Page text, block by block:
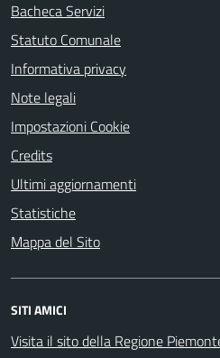
Bacheca Servizi
Statuto Comunale
Informativa privacy
Note legali
Impostazioni Cookie
Credits
Ultimi aggiornamenti
Statistiche
Mappa del Sito
SITI AMICI
Visita il sito della Regione